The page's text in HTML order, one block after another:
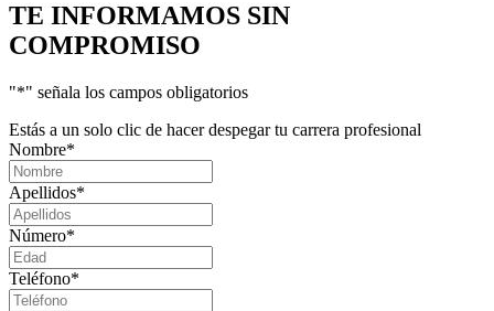
TE INFORMAMOS SIN
COMPROMISO
"*" señala los campos obligatorios
Estás a un solo clic de hacer despegar tu carrera profesional
Nombre*
Apellidos*
Número*
Teléfono*